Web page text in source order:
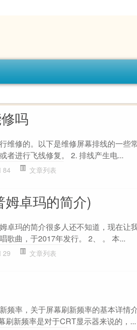
吗
维修的。以下是维修屏幕排线的一些
者进行飞线修复。 2. 排线产生电...
84 文章列表
姆卓玛的简介)
卓玛的简介很多人还不知道，现在让
歌曲，于2017年发行。 2、 。 本...
29 文章列表
频率，关于屏幕刷新频率的基本详情
刷新频率是对于CRT显示器来说的，...